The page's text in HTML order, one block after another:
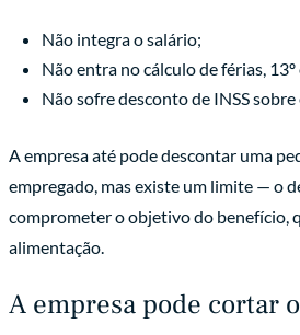
Não integra o salário;
Não entra no cálculo de férias, 13º
Não sofre desconto de INSS sobre
A empresa até pode descontar uma
empregado, mas existe um limite — o
comprometer o objetivo do benefício,
alimentação.
A empresa pode cortar